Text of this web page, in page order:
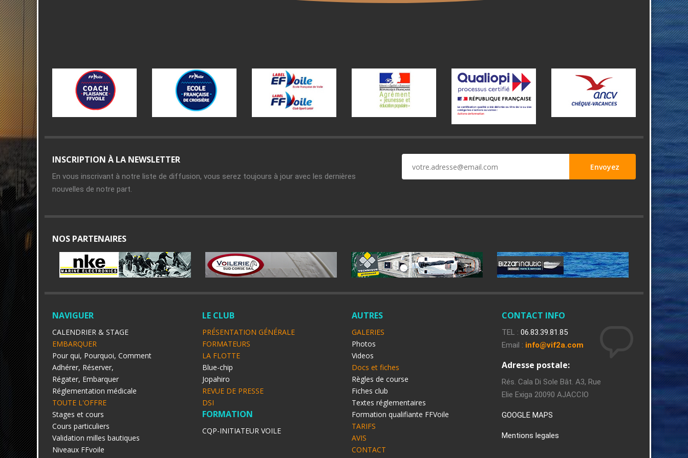
INSCRIPTION À LA NEWSLETTER
En vous inscrivant à notre liste de diffusion, vous serez toujours à jour avec les dernières
nouvelles de notre part.
NOS PARTENAIRES
NAVIGUER
CALENDRIER & STAGE
EMBARQUER
Pour qui, Pourquoi, Comment
Adhérer, Réserver,
Régater, Embarquer
Réglementation médicale
TOUTE L'OFFRE
Stages et cours
Cours particuliers
Validation milles bautiques
Niveaux FFvoile
LE CLUB
PRÉSENTATION GÉNÉRALE
FORMATEURS
LA FLOTTE
Blue-chip
Jopahiro
REVUE DE PRESSE
DSI
FORMATION
CQP-INITIATEUR VOILE
AUTRES
GALERIES
Photos
Videos
Docs et fiches
Règles de course
Fiches club
Textes réglementaires
Formation qualifiante FFVoile
TARIFS
AVIS
CONTACT
CONTACT INFO
TEL : 06.83.39.81.85
Email : info@vif2a.com
Adresse postale:
Rés. Cala Di Sole Bât. A3, Rue
Elie Exiga 20090 AJACCIO
GOOGLE MAPS
Mentions legales